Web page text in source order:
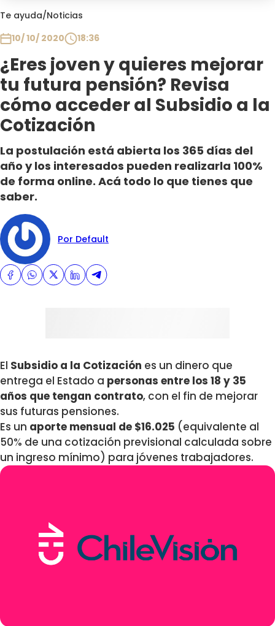
Te ayuda/Noticias
10/ 10/ 2020
18:36
¿Eres joven y quieres mejorar
tu futura pensión? Revisa
cómo acceder al Subsidio a la
Cotización
La postulación está abierta los 365 días del
año y los interesados pueden realizarla 100%
de forma online. Acá todo lo que tienes que
saber.
Por Default
El Subsidio a la Cotización es un dinero que
entrega el Estado a personas entre los 18 y 35
años que tengan contrato, con el fin de mejorar
sus futuras pensiones.
Es un aporte mensual de $16.025 (equivalente al
50% de una cotización previsional calculada sobre
un ingreso mínimo) para jóvenes trabajadores.
Club De La Comedia
Plan Perfecto
El Tiempo
Sabingo
Todos Los Programas